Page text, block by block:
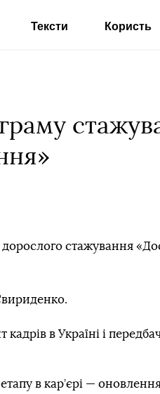
Тексти Користь
стажування
в Україні і
в кар’єрі —